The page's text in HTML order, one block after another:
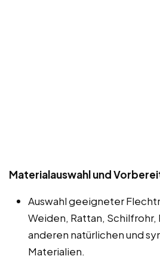
Materialauswahl und
Auswahl geeigneter
Weiden, Rattan,
anderen natürlichen und
Materialien.